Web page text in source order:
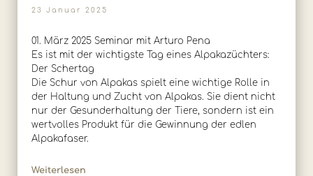
23 Januar 2025
01. März 2025 Seminar mit Arturo Pena
Es ist mit der wichtigste Tag eines Alpakazüchters:
Der Schertag
Die Schur von Alpakas spielt eine wichtige Rolle in
der Haltung und Zucht von Alpakas. Sie dient nicht
nur der Gesunderhaltung der Tiere, sondern ist ein
wertvolles Produkt für die Gewinnung der edlen
Alpakafaser.
Weiterlesen